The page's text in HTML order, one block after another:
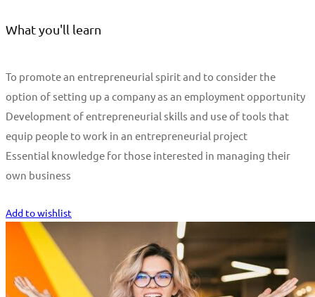
What you'll learn
To promote an entrepreneurial spirit and to consider the
option of setting up a company as an employment opportunity
Development of entrepreneurial skills and use of tools that
equip people to work in an entrepreneurial project
Essential knowledge for those interested in managing their
own business
Add to wishlist